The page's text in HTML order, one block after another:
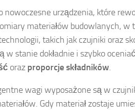
nowoczesne urządzenia, które
materiałów budowlanych, w
takich jak czujniki oraz
w stanie dokładnie i szybko
oraz proporcje składników.
wagi wyposażone są w
Gdy materiał zostaje